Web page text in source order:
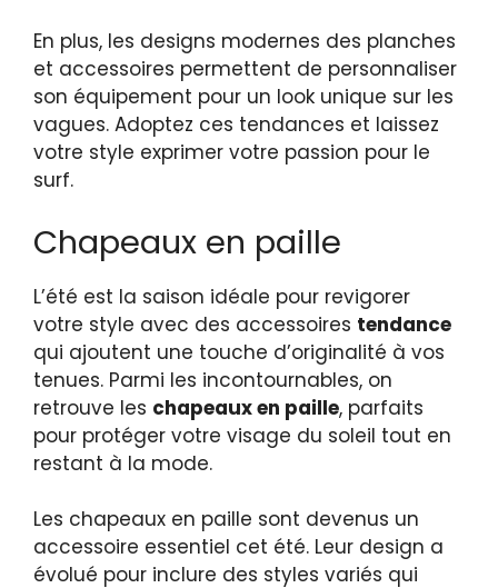
En plus, les designs modernes des planches
et accessoires permettent de personnaliser
son équipement pour un look unique sur les
vagues. Adoptez ces tendances et laissez
votre style exprimer votre passion pour le
surf.
Chapeaux en paille
L’été est la saison idéale pour revigorer
votre style avec des accessoires tendance
qui ajoutent une touche d’originalité à vos
tenues. Parmi les incontournables, on
retrouve les chapeaux en paille, parfaits
pour protéger votre visage du soleil tout en
restant à la mode.
Les chapeaux en paille sont devenus un
accessoire essentiel cet été. Leur design a
évolué pour inclure des styles variés qui